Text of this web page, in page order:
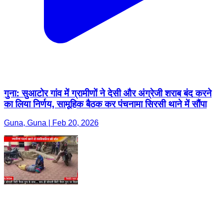
गुना: सुआटोर गांव में ग्रामीणों ने देसी और अंग्रेजी शराब बंद करने
का लिया निर्णय, सामूहिक बैठक कर पंचनामा सिरसी थाने में सौंपा
Guna, Guna | Feb 20, 2026